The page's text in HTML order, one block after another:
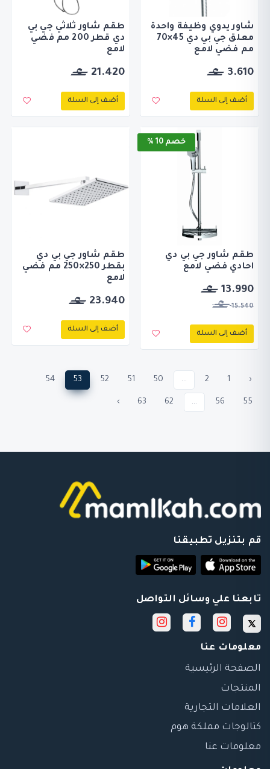
شاور يدوي وظيفة واحدة
معلق جي بي دي 45×70
مم فضي لامع
3.610
أضف إلى السلة
طقم شاور ثلاثي جي بي
دي قطر 200 مم فضي
لامع
21.420
أضف إلى السلة
خصم 10 %
طقم شاور جي بي دي
احادي فضي لامع
13.990
15.540
أضف إلى السلة
طقم شاور جي بي دي
بقطر 250×250 مم فضي
لامع
23.940
أضف إلى السلة
‹
1
2
...
50
51
52
53
54
55
56
...
62
63
›
قم بتنزيل تطبيقنا
تابعنا علي وسائل التواصل
معلومات عنا
الصفحة الرئيسية
المنتجات
العلامات التجارية
كتالوجات مملكة هوم
معلومات عنا